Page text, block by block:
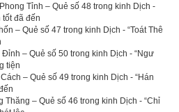
Tỉnh – Quẻ số 48 trong kinh Dịch -
tốt đã đến
– Quẻ số 47 trong kinh Dịch - “Toát Thê
– Quẻ số 50 trong kinh Dịch - “Ngư
tiện
– Quẻ số 49 trong kinh Dịch - “Hán
Thăng – Quẻ số 46 trong kinh Dịch - “Chỉ